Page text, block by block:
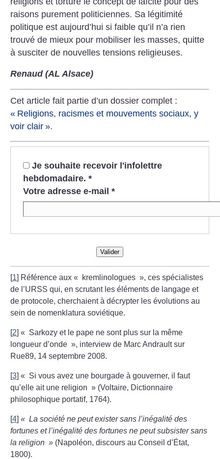
raisons purement politiciennes. Sa légitimité
politique est aujourd’hui si faible qu’il n’a rien
trouvé de mieux pour mobiliser les masses, quitte
à susciter de nouvelles tensions religieuses.
Renaud (AL Alsace)
Cet article fait partie d’un dossier complet :
« Religions, racismes et mouvements sociaux, y
voir clair ».
Je souhaite recevoir l'infolettre
hebdomadaire. *
Votre adresse e-mail *
Valider
[1] Référence aux « kremlinologues », ces spécialistes
de l’URSS qui, en scrutant les éléments de langage et
de protocole, cherchaient à décrypter les évolutions au
sein de nomenklatura soviétique.
[2]« Sarkozy et le pape ne sont plus sur la même
longueur d’onde », interview de Marc Andrault sur
Rue89, 14 septembre 2008.
[3]« Si vous avez une bourgade à gouverner, il faut
qu’elle ait une religion » (Voltaire, Dictionnaire
philosophique portatif, 1764).
[4]« La société ne peut exister sans l’inégalité des
fortunes et l’inégalité des fortunes ne peut subsister sans
la religion » (Napoléon, discours au Conseil d’État,
1800).